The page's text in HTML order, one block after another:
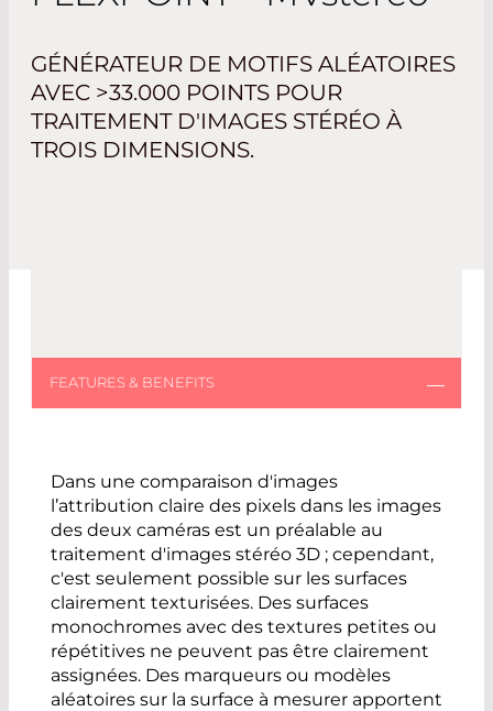
GÉNÉRATEUR DE MOTIFS ALÉATOIRES
AVEC >33.000 POINTS POUR
TRAITEMENT D'IMAGES STÉRÉO À
TROIS DIMENSIONS.
Dans une comparaison d'images
l’attribution claire des pixels dans les images
des deux caméras est un préalable au
traitement d'images stéréo 3D ; cependant,
c'est seulement possible sur les surfaces
clairement texturisées. Des surfaces
monochromes avec des textures petites ou
répétitives ne peuvent pas être clairement
assignées. Des marqueurs ou modèles
aléatoires sur la surface à mesurer apportent